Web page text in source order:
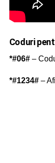
Coduri
*#06#–
*#1234#–